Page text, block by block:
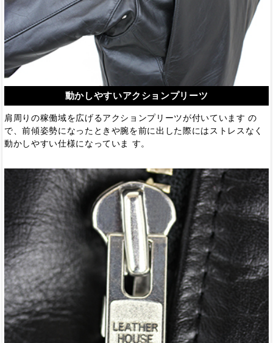
動かしやすいアクションプリーツ
肩周りの稼働域を広げるアクションプリーツが付いています の
で、前傾姿勢になったときや腕を前に出した際にはストレスなく
動かしやすい仕様になっていま す。